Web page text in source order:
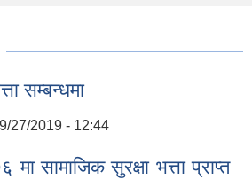
सम्बन्धमा
27/2019 - 12:44
सामाजिक सुरक्षा भत्ता प्राप्त